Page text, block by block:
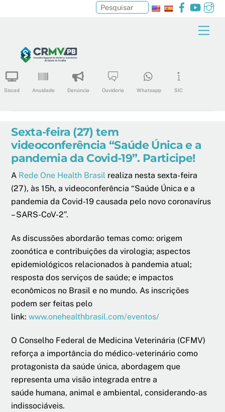
content
Facebook
Siscad Anuidade Denúncia Ouvidoria Whatsapp SIC
Pesquisar
Sexta-feira (27) tem
videoconferência “Saúde Única e a
pandemia da Covid-19”. Participe!
A Rede One Health Brasil realiza nesta sexta-feira
(27), às 15h, a videoconferência “Saúde Única e a
pandemia da Covid-19 causada pelo novo coronavírus
– SARS-CoV-2”.
As discussões abordarão temas como: origem
zoonótica e contribuições da virologia; aspectos
epidemiológicos relacionados à pandemia atual;
resposta dos serviços de saúde; e impactos
econômicos no Brasil e no mundo. As inscrições
podem ser feitas pelo
link:www.onehealthbrasil.com/eventos/
O Conselho Federal de Medicina Veterinária (CFMV)
reforça a importância do médico-veterinário como
protagonista da saúde única, abordagem que
representa uma visão integrada entre a
saúde humana, animal e ambiental, considerando-as
indissociáveis.